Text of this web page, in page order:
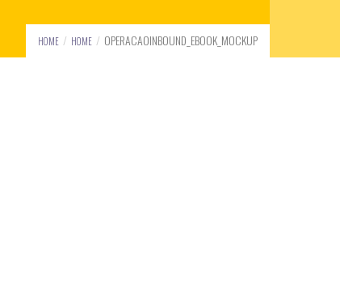
HOME HOME OPERACAOINBOUND_EBOOK_MOCKUP